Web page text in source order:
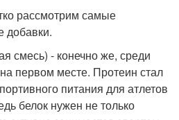
рассмотрим самые
добавки.
смесь) - конечно же, среди
первом месте. Протеин стал
питания для атлетов
белок нужен не только